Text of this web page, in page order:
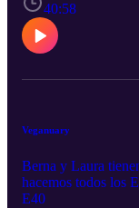
40:58
Veganuary
Berna y Laura
hacemos todos los
Enero. Veganismo,
E40